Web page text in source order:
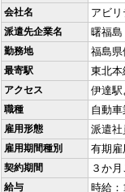
会社名 アビ
派遣先企業名 曙福島
勤務地 福島県
最寄駅 東北本
アクセス 伊達駅
職種 自動
雇用形態 派遣社
雇用期間種別 有期雇
契約期間 ３か
給与 時給：